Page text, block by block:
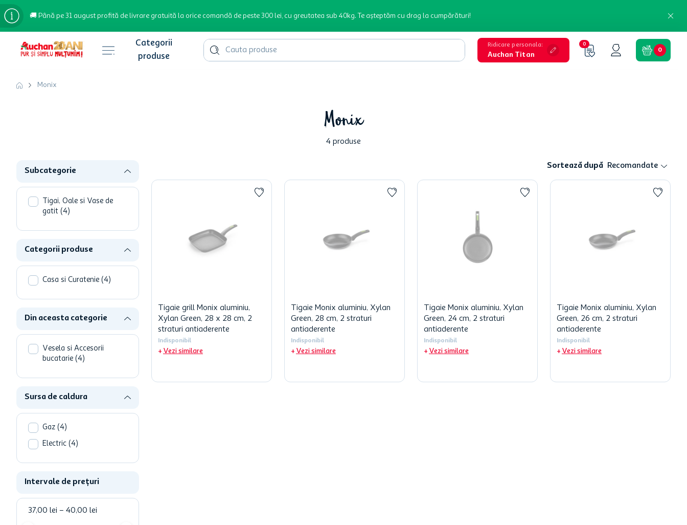
🚚 Până pe 31 august profită de livrare gratuită la orice comandă de peste 300 lei, cu greutatea sub 40kg. Te așteptăm cu drag la cumpărături!
Cauta produse
hartie igienica
one two fun
ciocolata
Ridicare personala:
Auchan Titan
0
0
Monix
Monix
4 produse
Subcategorie
Tigai, Oale si Vase de
gatit (4)
Categorii produse
Casa si Curatenie (4)
Din aceasta categorie
Vesela si Accesorii
bucatarie (4)
Sursa de caldura
Gaz (4)
Electric (4)
Intervale de prețuri
37,00 lei – 40,00 lei
Sortează după Recomandate
Tigaie grill Monix aluminiu,
Xylan Green, 28 x 28 cm, 2
straturi antiaderente
Indisponibil
Vezi similare
Tigaie Monix aluminiu, Xylan
Green, 28 cm, 2 straturi
antiaderente
Indisponibil
Vezi similare
Tigaie Monix aluminiu, Xylan
Green, 24 cm, 2 straturi
antiaderente
Indisponibil
Vezi similare
Tigaie Monix aluminiu, Xylan
Green, 26 cm, 2 straturi
antiaderente
Indisponibil
Vezi similare